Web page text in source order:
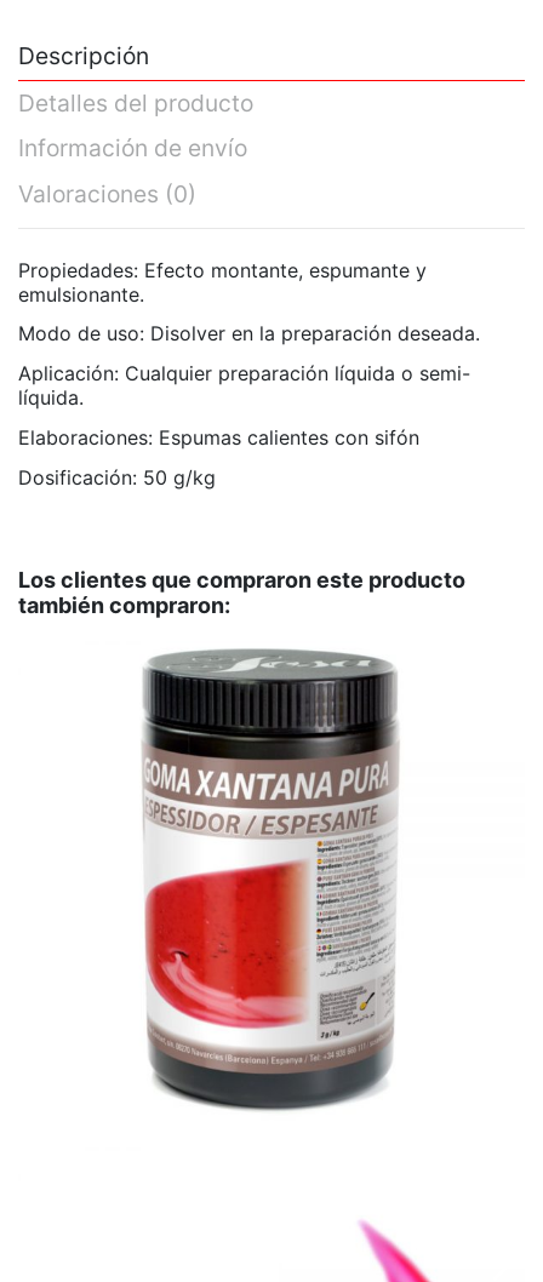
Descripción
Detalles del producto
Información de envío
Valoraciones (0)
Propiedades: Efecto montante, espumante y
emulsionante.
Modo de uso: Disolver en la preparación deseada.
Aplicación: Cualquier preparación líquida o semi-
líquida.
Elaboraciones: Espumas calientes con sifón
Dosificación: 50 g/kg
Los clientes que compraron este producto
también compraron: